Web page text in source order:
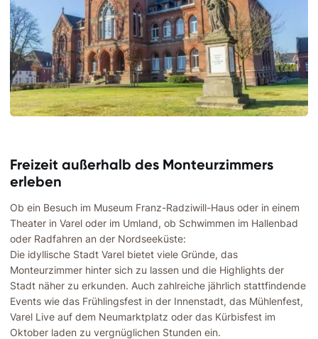
Freizeit außerhalb des Monteurzimmers
erleben
Ob ein Besuch im Museum Franz-Radziwill-Haus oder in einem
Theater in Varel oder im Umland, ob Schwimmen im Hallenbad
oder Radfahren an der Nordseeküste:
Die idyllische Stadt Varel bietet viele Gründe, das
Monteurzimmer hinter sich zu lassen und die Highlights der
Stadt näher zu erkunden. Auch zahlreiche jährlich stattfindende
Events wie das Frühlingsfest in der Innenstadt, das Mühlenfest,
Varel Live auf dem Neumarktplatz oder das Kürbisfest im
Oktober laden zu vergnüglichen Stunden ein.